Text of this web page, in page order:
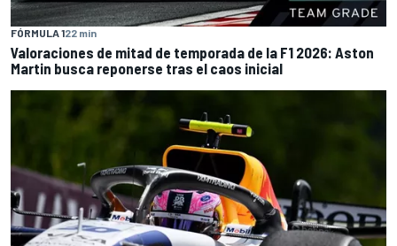
FÓRMULA 122 min
Valoraciones de mitad de temporada de la F1 2026: Aston
Martin busca reponerse tras el caos inicial